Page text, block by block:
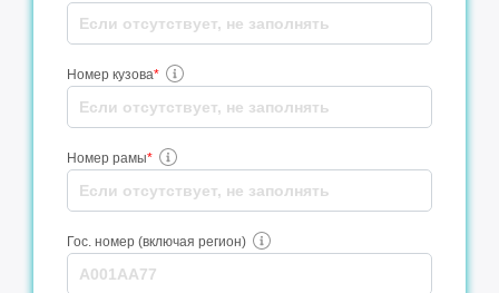
Номер кузова*
Номер рамы*
Гос. номер (включая регион)